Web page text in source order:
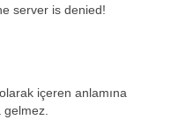
içeren anlamına
server is denied!